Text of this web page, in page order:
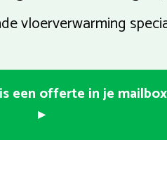
vloerverwarming
een offerte in je mailbox
▸